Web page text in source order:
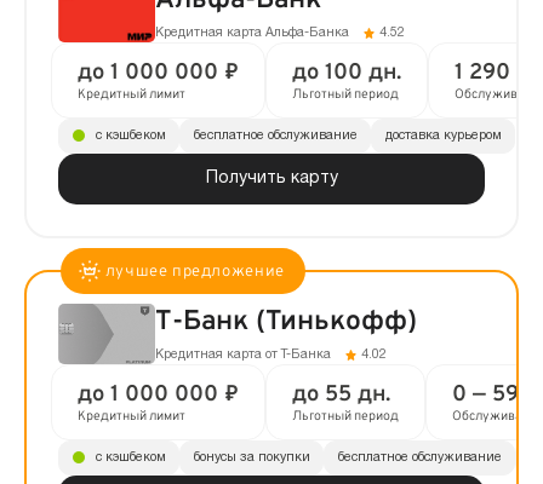
Кредитная карта Альфа-Банка 4.52
до 1 000 000 ₽
Кредитный лимит
до 100 дн.
Льготный период
1 290 ₽
Получить карту
с кэшбеком бесплатное обслуживание доставка курьером
Т-Банк (Тинькофф)
Кредитная карта от Т-Банка 4.02
до 1 000 000 ₽
Кредитный лимит
до 55 дн.
Льготный период
0 — 590
Обслуживание
с кэшбеком бонусы за покупки бесплатное обслуживание